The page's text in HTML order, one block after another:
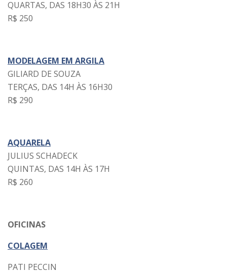
QUARTAS, DAS 18H30 ÀS 21H
R$ 250
MODELAGEM EM ARGILA
GILIARD DE SOUZA
TERÇAS, DAS 14H ÀS 16H30
R$ 290
AQUARELA
JULIUS SCHADECK
QUINTAS, DAS 14H ÀS 17H
R$ 260
OFICINAS
COLAGEM
PATI PECCIN